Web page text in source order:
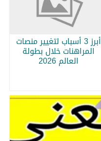
أبرز 3 أسباب لتغيير منصات
المراهنات خلال بطولة
العالم 2026